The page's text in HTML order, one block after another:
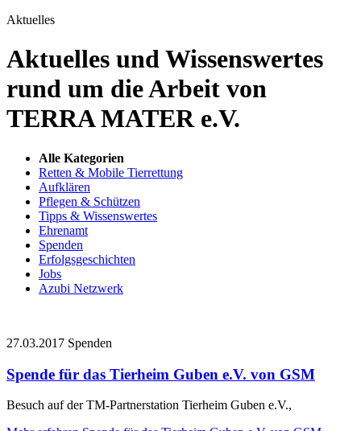
Aktuelles
Aktuelles und Wissenswertes
rund um die Arbeit von
TERRA MATER e.V.
Alle Kategorien
Retten & Mobile Tierrettung
Aufklären
Pflegen & Schützen
Tipps & Wissenswertes
Ehrenamt
Spenden
Erfolgsgeschichten
Jobs
Azubi Netzwerk
27.03.2017 Spenden
Spende für das Tierheim Guben e.V. von GSM
Besuch auf der TM-Partnerstation Tierheim Guben e.V.,